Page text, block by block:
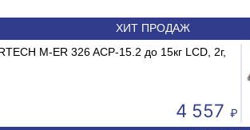
ХИТ ПРОДАЖ
Весы электронные MERTECH M-ER
Сплит-система ABASK ABK-12